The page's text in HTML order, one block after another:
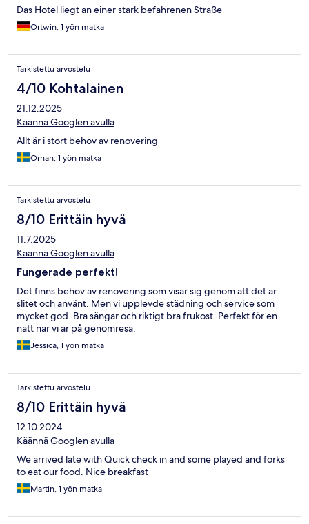
Das Hotel liegt an einer stark befahrenen Straße
Ortwin, 1 yön matka
Tarkistettu arvostelu
4/10 Kohtalainen
21.12.2025
Käännä Googlen avulla
Allt är i stort behov av renovering
Orhan, 1 yön matka
Tarkistettu arvostelu
8/10 Erittäin hyvä
11.7.2025
Käännä Googlen avulla
Fungerade perfekt!
Det finns behov av renovering som visar sig genom att det är
slitet och använt. Men vi upplevde städning och service som
mycket god. Bra sängar och riktigt bra frukost. Perfekt för en
natt när vi är på genomresa.
Jessica, 1 yön matka
Tarkistettu arvostelu
8/10 Erittäin hyvä
12.10.2024
Käännä Googlen avulla
We arrived late with Quick check in and some played and forks
to eat our food. Nice breakfast
Martin, 1 yön matka